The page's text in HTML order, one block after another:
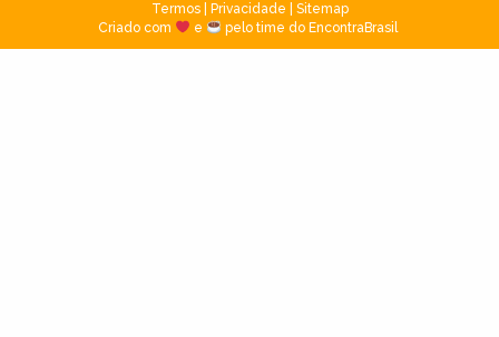
Termos| Privacidade
Sitemap
Criado com
e pelo time do EncontraBrasil